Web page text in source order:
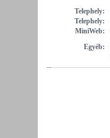
Telephely:
Telephely:
MiniWeb:
Egyéb: